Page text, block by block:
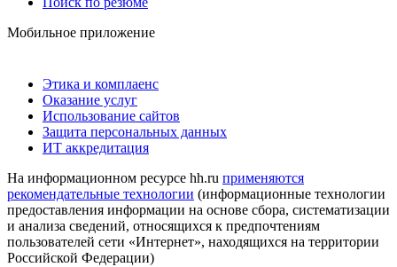
Мобильное приложение
Этика и комплаенс
Оказание услуг
Использование сайтов
Защита персональных данных
ИТ аккредитация
На информационном ресурсе hh.ru применяются
рекомендательные технологии (информационные технологии
предоставления информации на основе сбора, систематизации
и анализа сведений, относящихся к предпочтениям
пользователей сети «Интернет», находящихся на территории
Российской Федерации)